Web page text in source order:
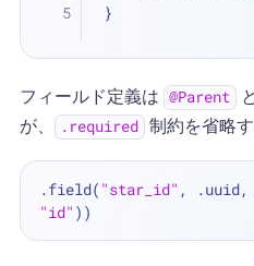
}
フィールド定義は @Parent
が、
.required 制約を省略
.field( "star_id" , .uuid,
"id"